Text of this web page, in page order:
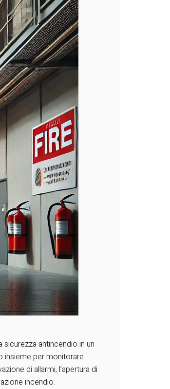
antincendio in un
insieme per monitorare
di allarmi, l’apertura di
incendio.